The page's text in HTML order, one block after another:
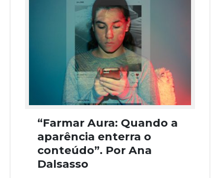
“Farmar Aura: Quando a
aparência enterra o
conteúdo”. Por Ana
Dalsasso